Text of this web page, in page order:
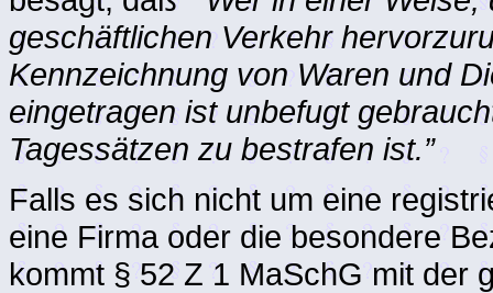
geschäftlichen Verkehr
Kennzeichnung von Waren und
eingetragen ist unbefugt
Tagessätzen zu bestrafen ist.”
Falls es sich nicht um eine
eine Firma oder die besondere
kommt § 52 Z 1 MaSchG mit der